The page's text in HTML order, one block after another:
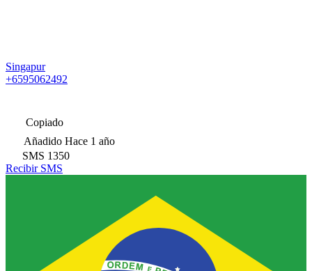
Singapur
+6595062492
Copiado
Añadido Hace 1 año
SMS 1350
Recibir SMS